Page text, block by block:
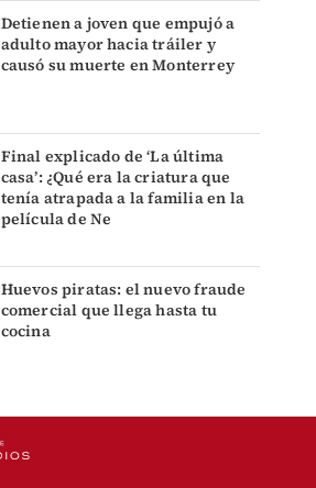
Detienen a joven que empujó a
adulto mayor hacia tráiler y
causó su muerte en Monterrey
Final explicado de ‘La última
casa’: ¿Qué era la criatura que
tenía atrapada a la familia en la
película de Ne
Huevos piratas: el nuevo fraude
comercial que llega hasta tu
cocina